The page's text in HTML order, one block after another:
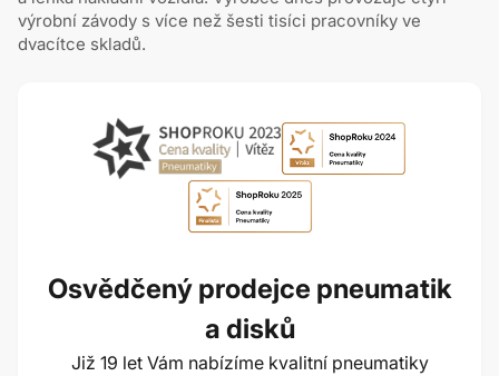
výrobní závody s více než šesti tisíci pracovníky ve
dvacítce skladů.
Osvědčený prodejce pneumatik
a disků
Již 19 let Vám nabízíme kvalitní pneumatiky